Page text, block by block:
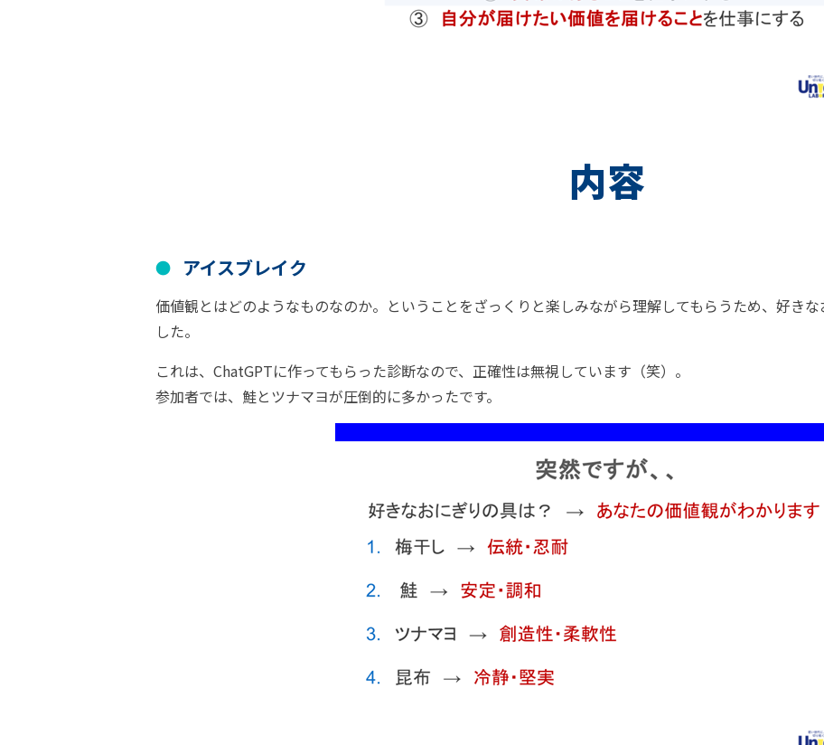
内容
アイスブレイク
価値観とはどのようなものなのか。ということをざっくりと楽しみながら理解してもらうため、好き
した。
これは、ChatGPTに作ってもらった診断なので、正確性は無視しています（笑）。
参加者では、鮭とツナマヨが圧倒的に多かったです。